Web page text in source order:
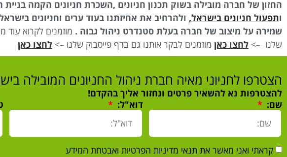
החזון של חברה מובילה בשוק תכנון חניונים ,השכרת חניונים הקמה בניית
ותפעול חניונים בישראל, ולהרחיב את אחיזתנו בעוד ערים וחניונים
שמירה על מיצוב של חברה בעלת סטנדרט ניהול גבוה . מוזמנים לקרוא עוד
שלנו –> לחצו כאן מוזמנים לבקר אותנו גם בדף פייסבוק שלנו –> לחצו כאן
הצטרפו לחניוני מאיה חברת ניהול החניונים המובילה
להצטרפות נא להשאיר פרטים ונחזור אליך בהקדם!
שם:
דוא"ל:
קראתי ואני מאשר את תנאי מדיניות הפרטיות ואבטחת המידע